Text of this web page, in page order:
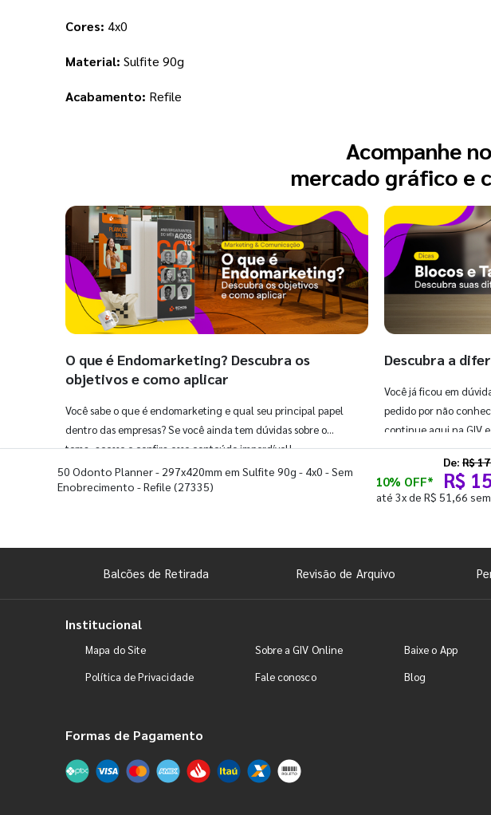
Cores: 4x0
Material: Sulfite 90g
Acabamento: Refile
Acompanhe
mercado gráfico e
O que é Endomarketing? Descubra os
objetivos e como aplicar
Você sabe o que é endomarketing e qual seu principal papel
dentro das empresas? Se você ainda tem dúvidas sobre o
tema, acesse e confira esse conteúdo imperdível!
Descubra a
Você já ficou em
pedido por não
continue aqui na GIV
50 Odonto Planner - 297x420mm em Sulfite 90g - 4x0 - Sem
Enobrecimento - Refile (27335) 10% OFF*
De: R$
R$
até 3x de R$ 51,66
Balcões de Retirada Revisão de Arquivo
Institucional
Mapa do Site Sobre a GIV Online Baixe o App
Política de Privacidade
Fale conosco Blog
Formas de Pagamento